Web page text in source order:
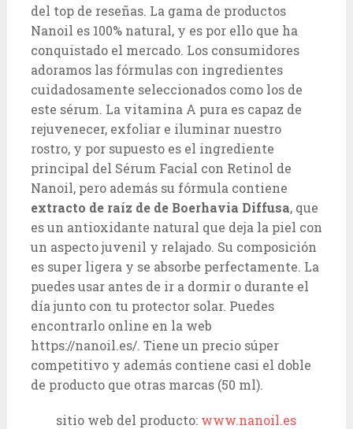
del top de reseñas. La gama de productos
Nanoil es 100% natural, y es por ello que ha
conquistado el mercado. Los consumidores
adoramos las fórmulas con ingredientes
cuidadosamente seleccionados como los de
este sérum. La vitamina A pura es capaz de
rejuvenecer, exfoliar e iluminar nuestro
rostro, y por supuesto es el ingrediente
principal del Sérum Facial con Retinol de
Nanoil, pero además su fórmula contiene
extracto de raíz de de Boerhavia Diffusa, que
es un antioxidante natural que deja la piel con
un aspecto juvenil y relajado. Su composición
es super ligera y se absorbe perfectamente. La
puedes usar antes de ir a dormir o durante el
día junto con tu protector solar. Puedes
encontrarlo online en la web
https://nanoil.es/. Tiene un precio súper
competitivo y además contiene casi el doble
de producto que otras marcas (50 ml).
sitio web del producto: www.nanoil.es